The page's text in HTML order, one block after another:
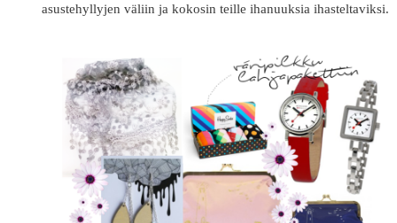
asustehyllyjen väliin ja kokosin teille ihanuuksia ihasteltaviksi.